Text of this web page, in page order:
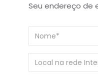
Seu endereço de